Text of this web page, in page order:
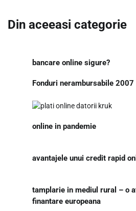
Din aceeasi categorie
bancare online sigure?
Fonduri nerambursabile 2007
online in pandemie
avantajele unui credit rapid
tamplarie in mediul rural – o
finantare europeana